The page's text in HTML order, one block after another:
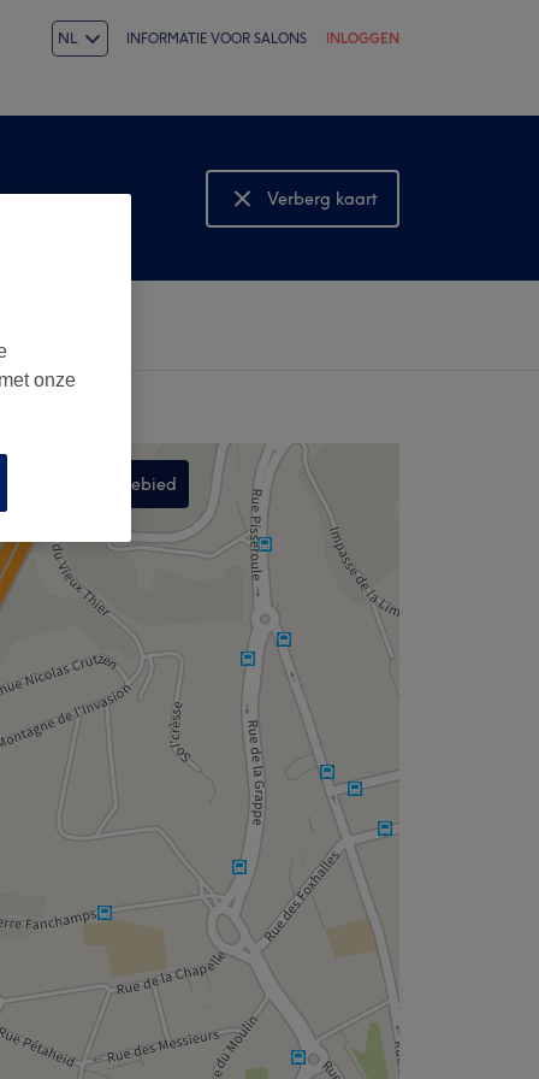
NL INFORMATIE VOOR SALONS INLOGGEN
Verberg kaart
Bekijk kaart
Zoek in dit gebied
onze